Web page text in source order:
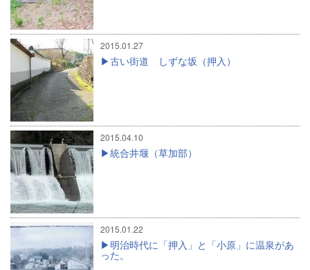
2015.01.27
古い街道 しずな坂（押入）
2015.04.10
統合井堰（草加部）
2015.01.22
明治時代に「押入」と「小原」に温泉があ
った。